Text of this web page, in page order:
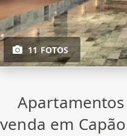
11 FOTOS
venda em